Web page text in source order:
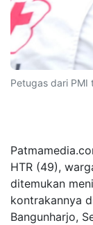
Petugas dari PMI
HTR (49),
ditemukan
kontrakannya
Bangunharjo,